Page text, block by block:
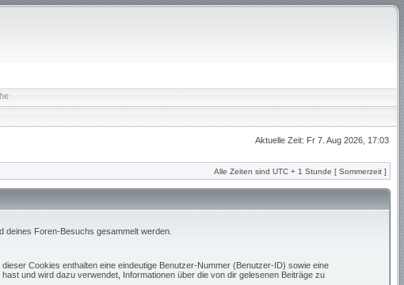
Aktuelle Zeit: Fr 7. Aug 2026, 17:03
Alle Zeiten sind UTC + 1 Stunde [ Sommerzeit ]
deines Foren-Besuchs gesammelt werden.
Cookies enthalten eine eindeutige Benutzer-Nummer (Benutzer-ID) sowie eine
und wird dazu verwendet, Informationen über die von dir gelesenen Beiträge zu